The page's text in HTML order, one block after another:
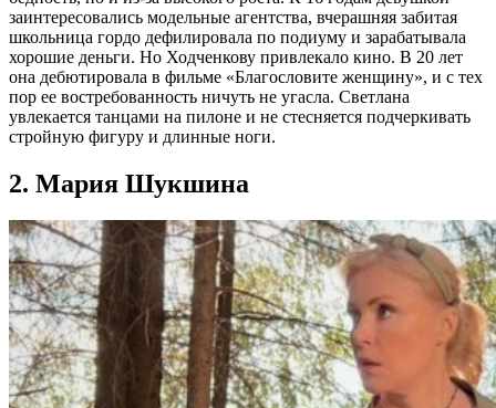
заинтересовались модельные агентства, вчерашняя забитая
школьница гордо дефилировала по подиуму и зарабатывала
хорошие деньги. Но Ходченкову привлекало кино. В 20 лет
она дебютировала в фильме «Благословите женщину», и с тех
пор ее востребованность ничуть не угасла. Светлана
увлекается танцами на пилоне и не стесняется подчеркивать
стройную фигуру и длинные ноги.
2. Мария Шукшина